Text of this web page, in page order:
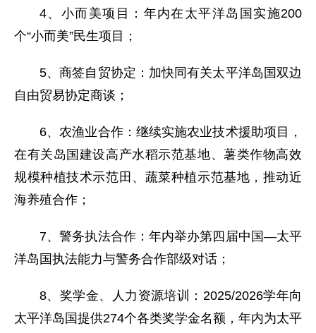
4、小而美项目：年内在太平洋岛国实施200
个“小而美”民生项目；
5、商签自贸协定：加快同有关太平洋岛国双边
自由贸易协定商谈；
6、农渔业合作：继续实施农业技术援助项目，
在有关岛国建设高产水稻示范基地、薯类作物高效
规模种植技术示范田、蔬菜种植示范基地，推动近
海养殖合作；
7、警务执法合作：年内举办第四届中国—太平
洋岛国执法能力与警务合作部级对话；
8、奖学金、人力资源培训：2025/2026学年向
太平洋岛国提供274个各类奖学金名额，年内为太平